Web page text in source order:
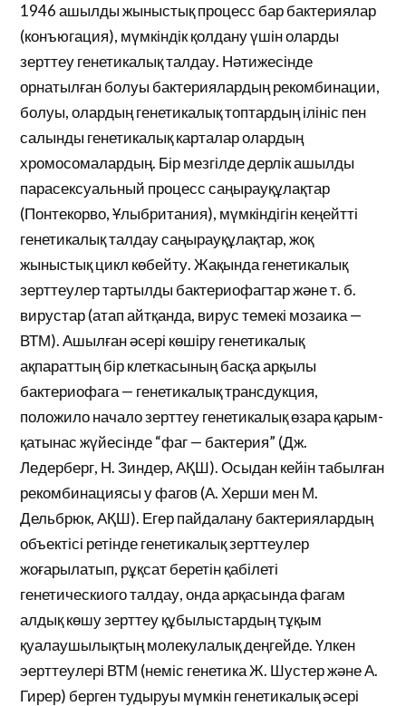
1946 ашылды жыныстық процесс бар бактериялар
(конъюгация), мүмкіндік қолдану үшін оларды
зерттеу генетикалық талдау. Нәтижесінде
орнатылған болуы бактериялардың рекомбинации,
болуы, олардың генетикалық топтардың ілініс пен
салынды генетикалық карталар олардың
хромосомалардың. Бір мезгілде дерлік ашылды
парасексуальный процесс саңырауқұлақтар
(Понтекорво, Ұлыбритания), мүмкіндігін кеңейтті
генетикалық талдау саңырауқұлақтар, жоқ
жыныстық цикл көбейту. Жақында генетикалық
зерттеулер тартылды бактериофагтар және т. б.
вирустар (атап айтқанда, вирус темекі мозаика —
ВТМ). Ашылған әсері көшіру генетикалық
ақпараттың бір клеткасының басқа арқылы
бактериофага — генетикалық трансдукция,
положило начало зерттеу генетикалық өзара қарым-
қатынас жүйесінде “фаг — бактерия” (Дж.
Ледерберг, Н. Зиндер, АҚШ). Осыдан кейін табылған
рекомбинациясы у фагов (А. Херши мен М.
Дельбрюк, АҚШ). Егер пайдалану бактериялардың
объектісі ретінде генетикалық зерттеулер
жоғарылатып, рұқсат беретін қабілеті
генетическиого талдау, онда арқасында фагам
алдық көшу зерттеу құбылыстардың тұқым
қуалаушылықтың молекулалық деңгейде. Үлкен
эерттеулері ВТМ (неміс генетика Ж. Шустер және А.
Гирер) берген тудыруы мүмкін генетикалық әсері